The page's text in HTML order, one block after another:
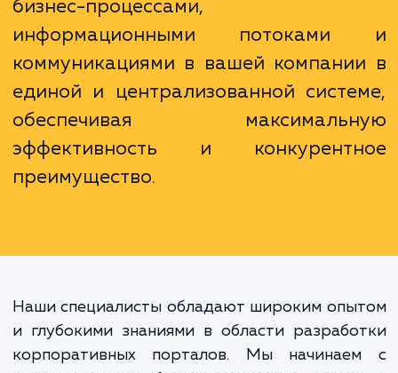
Корпоративный портал – это
чем просто вебсайт или
управления контентом.
инновационный инструмент,
позволяет вам управлять
коммуникациями в вашей
обеспечивая
эффективность и